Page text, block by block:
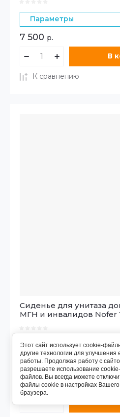
Параметры
7 500 р.
В
К сравнению
Сиденье для унитаза
МГН и инвалидов Nofer
-подойдет к любому унитазу
-для МГН
Параметры
9 645 р.
Этот сайт использует cookie-
другие технологии для улучшения
работы. Продолжая работу с
разрешаете использование cookie-
файлов. Вы всегда можете
файлы cookie в настройках Вашего
браузера.